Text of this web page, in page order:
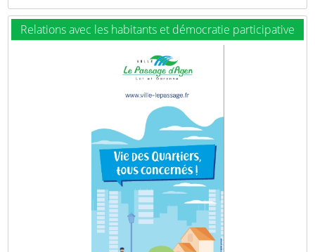
Relations avec les habitants et démocratie participative